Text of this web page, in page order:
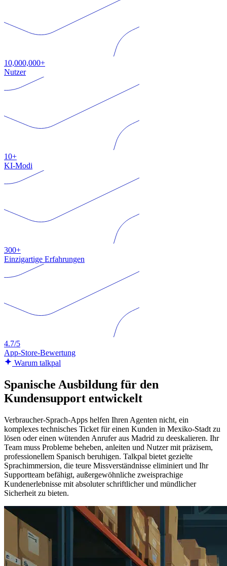
10,000,000+
Nutzer
10+
KI-Modi
300+
Einzigartige Erfahrungen
4.7/5
App-Store-Bewertung
Warum talkpal
Spanische Ausbildung für den
Kundensupport entwickelt
Verbraucher-Sprach-Apps helfen Ihren Agenten nicht, ein
komplexes technisches Ticket für einen Kunden in Mexiko-Stadt zu
lösen oder einen wütenden Anrufer aus Madrid zu deeskalieren. Ihr
Team muss Probleme beheben, anleiten und Nutzer mit präzisem,
professionellem Spanisch beruhigen. Talkpal bietet gezielte
Sprachimmersion, die teure Missverständnisse eliminiert und Ihr
Supportteam befähigt, außergewöhnliche zweisprachige
Kundenerlebnisse mit absoluter schriftlicher und mündlicher
Sicherheit zu bieten.